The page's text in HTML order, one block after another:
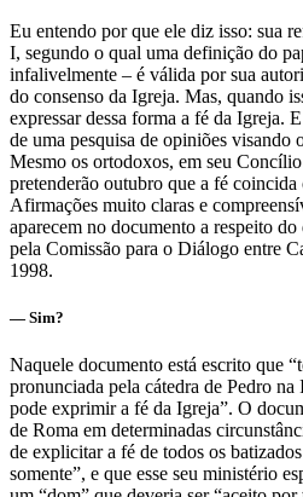
Eu entendo por que ele diz isso: sua
I, segundo o qual uma definição do
infalivelmente – é válida por sua
do consenso da Igreja. Mas, quando
expressar dessa forma a fé da Igreja.
de uma pesquisa de opiniões visando
Mesmo os ortodoxos, em seu
pretenderão outubro que a fé
Afirmações muito claras e
aparecem no documento a respeito
pela Comissão para o Diálogo entre
1998.
— Sim?
Naquele documento está escrito que
pronunciada pela cátedra de Pedro
pode exprimir a fé da Igreja”. O
de Roma em determinadas
de explicitar a fé de todos os
somente”, e que esse seu ministério